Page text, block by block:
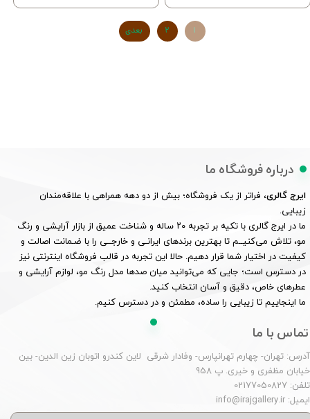
۱ ۲ بعدی
درباره فروشگاه ما
ایرج گالری، فراتر از یک فروشگاه؛ بیش از دو دهه همراهی با علاقه‌مندان
زیبایی.
ما در ایرج گالری با تکیه بر تجربه ۲۰ ساله و شناخت عمیق از بازار آرایشی و رنگ
مو، تلاش می‌کنیــم تا بهترین برندهای ایرانـی و خارجــی را با ضـمانت اصالت و
کیفیت در اختیار شما قرار دهیم. حالا این تجربه در قالب فروشگاه اینترنتی نیز
در دسترس است؛ جایی که می‌توانید میان صدها مدل رنگ مو، لوازم آرایشی و
عطرهای خاص، دقیق و آسان انتخاب کنید.
ما اینجاییم تا زیبایی را ساده، مطمئن و در دسترس کنیم.
تماس با ما
آدرس: تهران- چهارم تهرانپارس- وفادار شرقی لاین کندرو اتوبان زین الدین- بین
خیابان مظفری و خیری. پ 958
تلفن: 02177050827
ایمیل: info@irajgallery.ir